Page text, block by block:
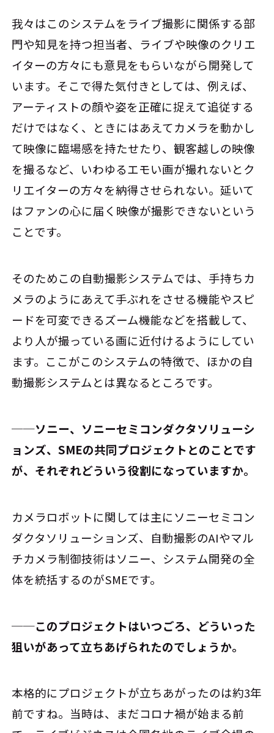
我々はこのシステムをライブ撮影に関係する部
門や知見を持つ担当者、ライブや映像のクリエ
イターの方々にも意見をもらいながら開発して
います。そこで得た気付きとしては、例えば、
アーティストの顔や姿を正確に捉えて追従する
だけではなく、ときにはあえてカメラを動かし
て映像に臨場感を持たせたり、観客越しの映像
を撮るなど、いわゆるエモい画が撮れないとク
リエイターの方々を納得させられない。延いて
はファンの心に届く映像が撮影できないという
ことです。
そのためこの自動撮影システムでは、手持ちカ
メラのようにあえて手ぶれをさせる機能やスピ
ードを可変できるズーム機能などを搭載して、
より人が撮っている画に近付けるようにしてい
ます。ここがこのシステムの特徴で、ほかの自
動撮影システムとは異なるところです。
──ソニー、ソニーセミコンダクタソリューシ
ョンズ、SMEの共同プロジェクトとのことです
が、それぞれどういう役割になっていますか。
カメラロボットに関しては主にソニーセミコン
ダクタソリューションズ、自動撮影のAIやマル
チカメラ制御技術はソニー、システム開発の全
体を統括するのがSMEです。
──このプロジェクトはいつごろ、どういった
狙いがあって立ちあげられたのでしょうか。
本格的にプロジェクトが立ちあがったのは約3年
前ですね。当時は、まだコロナ禍が始まる前